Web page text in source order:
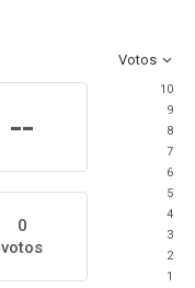
Votos
--
0
votos
10
9
8
7
6
5
4
3
2
1